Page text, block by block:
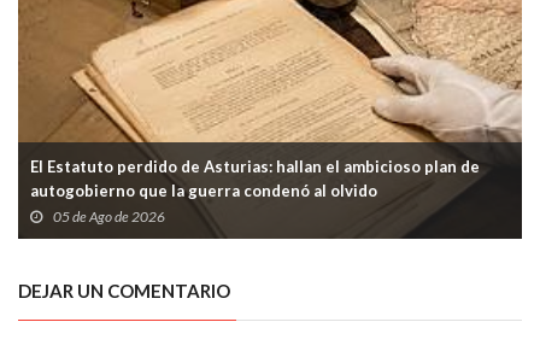
El Estatuto perdido de Asturias: hallan el ambicioso plan de
autogobierno que la guerra condenó al olvido
05 de Ago de 2026
DEJAR UN COMENTARIO